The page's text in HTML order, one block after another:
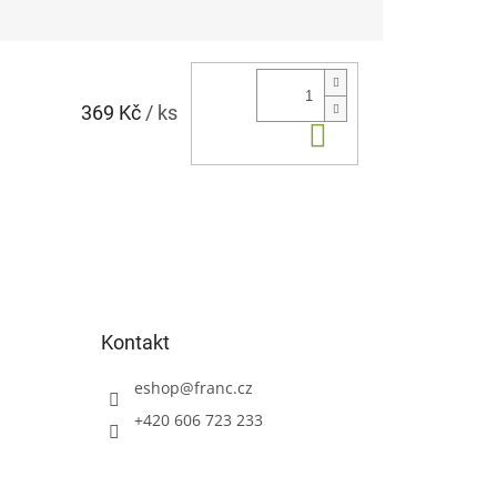
369 Kč/ ks
Kontakt
eshop@franc.cz
+420 606 723 233